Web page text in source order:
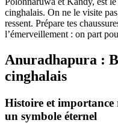
cinghalais. On ne le visite
ressent. Prépare tes
l’émerveillement : on part
Anuradhapura :
cinghalais
Histoire et importance
un symbole éternel